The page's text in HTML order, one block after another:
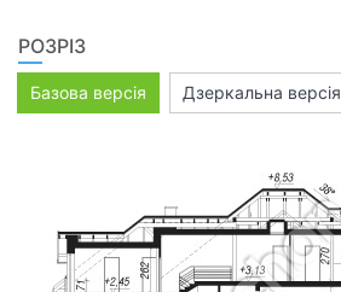
РОЗРІЗ
Базова версія Дзеркальна версія